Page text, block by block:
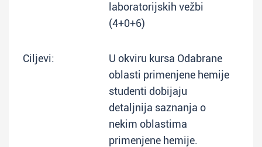
laboratorijskih vežbi
(4+0+6)
Ciljevi:
U okviru kursa Odabrane
oblasti primenjene hemije
studenti dobijaju
detaljnija saznanja o
nekim oblastima
primenjene hemije.